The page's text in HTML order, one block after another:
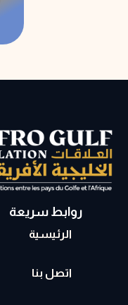
روابط سريعة
الرئيسية
اتصل بنا